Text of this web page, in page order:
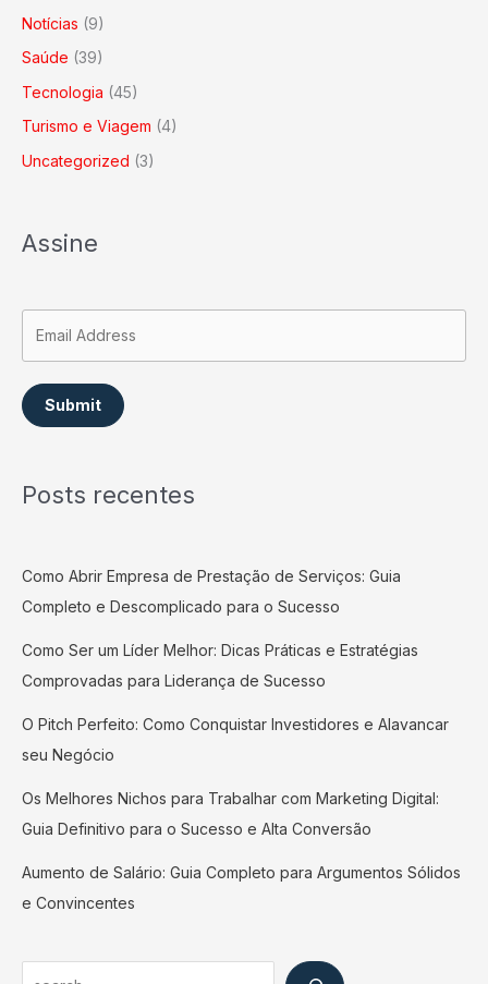
Notícias (9)
Saúde (39)
Tecnologia (45)
Turismo e Viagem (4)
Uncategorized (3)
Assine
Submit
Posts recentes
Como Abrir Empresa de Prestação de Serviços: Guia
Completo e Descomplicado para o Sucesso
Como Ser um Líder Melhor: Dicas Práticas e Estratégias
Comprovadas para Liderança de Sucesso
O Pitch Perfeito: Como Conquistar Investidores e Alavancar
seu Negócio
Os Melhores Nichos para Trabalhar com Marketing Digital:
Guia Definitivo para o Sucesso e Alta Conversão
Aumento de Salário: Guia Completo para Argumentos Sólidos
e Convincentes